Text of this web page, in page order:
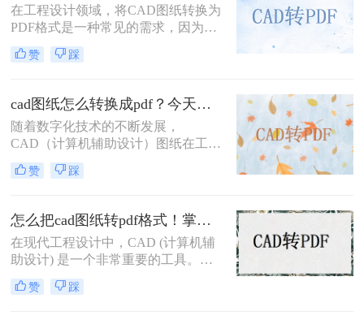
在工程设计领域，将CAD图纸转换为
PDF格式是一种常见的需求，因为
PDF格式具有跨平台兼容性好、文件
体积小、易于分享和打印等优点。那
本文将介绍三种将CAD图纸转换为
PDF的方法。
赞 踩
cad图纸怎么转换成pdf？今天教你两个简单方法！
随着数字化技术的不断发展，
CAD（计算机辅助设计）图纸在工程
设计、建筑制图等领域的应用越来越
广泛。然而，由于CAD图纸的格式特
享。因此，将CAD图纸转换为PDF文
件成为了一个常见的需求。那么CAD
图纸怎么转换成PDF呢？本文将详细
介绍CAD图纸转换为PDF文件的方法
与步骤，帮助读者轻松实现这一操
作。
赞 踩
怎么把cad图纸转pdf格式！掌握这3种方法就可以
在现代工程设计中，CAD (计算机辅
助设计) 是一个非常重要的工具。
CAD软件允许工程师们创建准确且详
细的图纸，以便进行设计和分析。然
赞 踩